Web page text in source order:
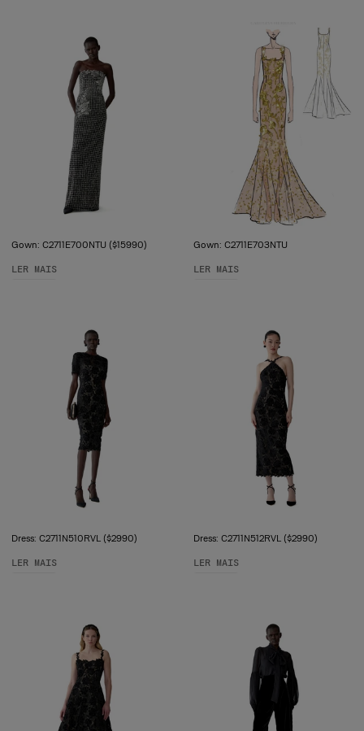
Gown: C2711E700NTU ($15990)
LER MAIS
Gown: C2711E703NTU
LER MAIS
Dress: C2711N510RVL ($2990)
LER MAIS
Dress: C2711N512RVL ($2990)
LER MAIS